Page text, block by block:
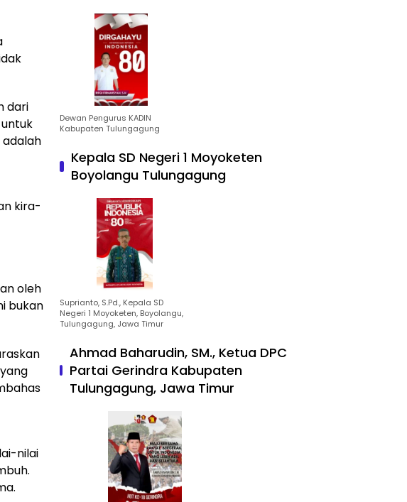
dari
adalah
kira-
oleh
bukan
nilai
Dewan Pengurus KADIN
Kabupaten Tulungagung
Kepala SD Negeri 1 Moyoketen
Boyolangu Tulungagung
Suprianto, S.Pd., Kepala SD
Negeri 1 Moyoketen, Boyolangu,
Tulungagung, Jawa Timur
Ahmad Baharudin, SM., Ketua DPC
Partai Gerindra Kabupaten
Tulungagung, Jawa Timur